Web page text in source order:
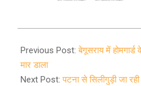
02-
24
Previous Post:बेगूसराय में
मार डाला
Next Post:पटना से सिलीगुड़ी जा